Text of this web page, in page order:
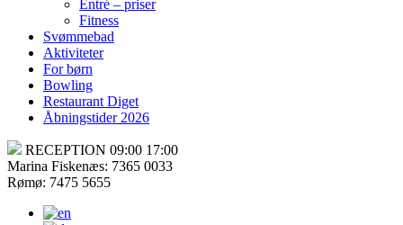
Entré – priser
Fitness
Svømmebad
Aktiviteter
For børn
Bowling
Restaurant Diget
Åbningstider 2026
RECEPTION 09:00 17:00
Marina Fiskenæs: 7365 0033
Rømø: 7475 5655